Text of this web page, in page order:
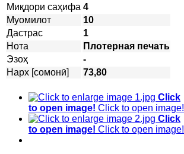
Миқдори саҳифа 4
Муомилот
10
Дастрас
1
Нота
Плотерная печать
Эзоҳ
-
Нарх [сомонӣ]
73,80
Click
to open image! Click to open image!
Click
to open image! Click to open image!